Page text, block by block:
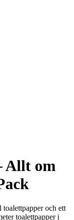
Allt om
och ett
toalettpapper i